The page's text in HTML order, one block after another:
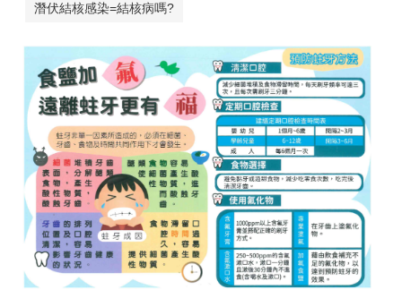
潛伏結核感染=結核病嗎?